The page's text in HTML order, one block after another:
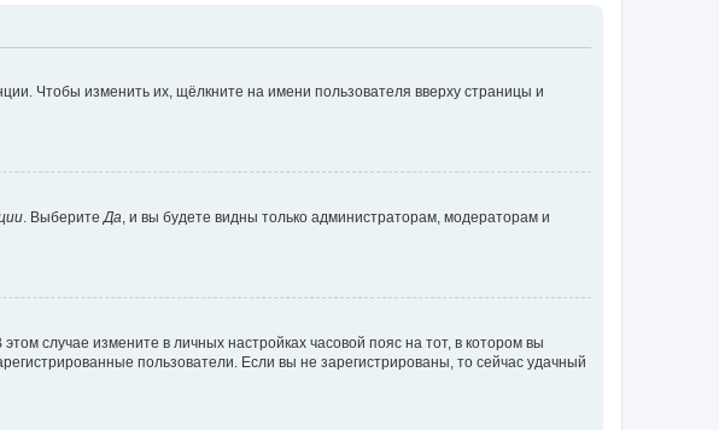
Чтобы изменить их, щёлкните на имени пользователя вверху страницы и
. Выберите Да , и вы будете видны только администраторам, модераторам и
случае измените в личных настройках часовой пояс на тот, в котором вы
пользователи. Если вы не зарегистрированы, то сейчас удачный